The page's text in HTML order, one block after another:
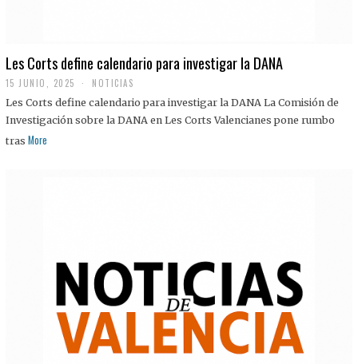
Les Corts define calendario para investigar la DANA
15 JUNIO, 2025 NOTICIAS
Les Corts define calendario para investigar la DANA La Comisión de
Investigación sobre la DANA en Les Corts Valencianes pone rumbo
tras More